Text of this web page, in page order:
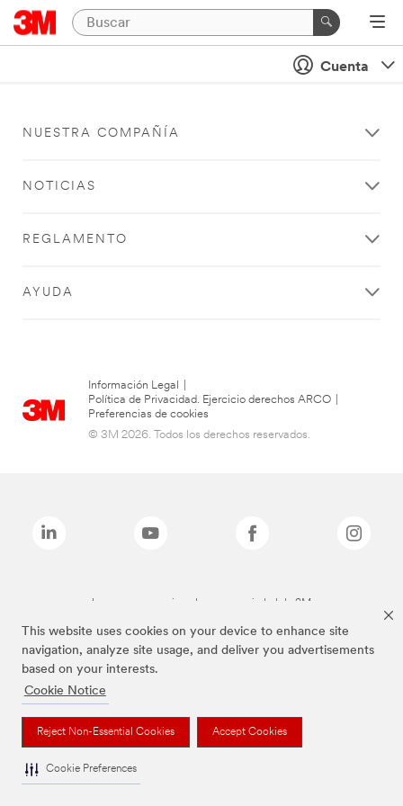
This website uses cookies on your device to enhance site
navigation, analyze site usage, and deliver you advertisements
based on your interests.
Cookie Notice
Reject Non-Essential Cookies Accept Cookies
Cookie Preferences
Cuenta
NUESTRA COMPAÑÍA
NOTICIAS
REGLAMENTO
AYUDA
Información Legal
Política de Privacidad. Ejercicio derechos ARCO
Preferencias de cookies
© 3M 2026. Todos los derechos reservados.
Las marcas mencionadas son propiedad de 3M